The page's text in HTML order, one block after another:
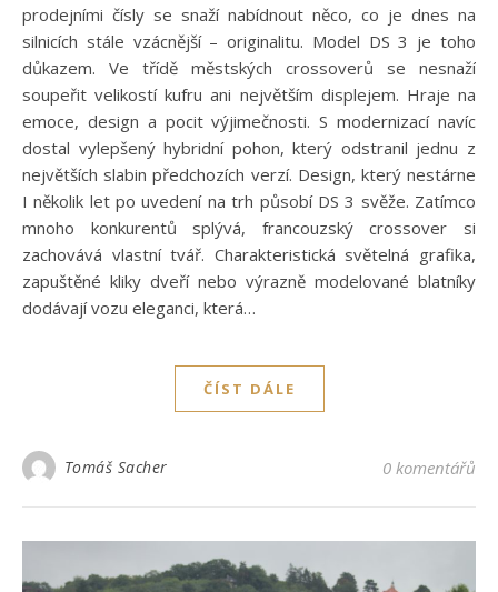
prodejními čísly se snaží nabídnout něco, co je dnes na
silnicích stále vzácnější – originalitu. Model DS 3 je toho
důkazem. Ve třídě městských crossoverů se nesnaží
soupeřit velikostí kufru ani největším displejem. Hraje na
emoce, design a pocit výjimečnosti. S modernizací navíc
dostal vylepšený hybridní pohon, který odstranil jednu z
největších slabin předchozích verzí. Design, který nestárne
I několik let po uvedení na trh působí DS 3 svěže. Zatímco
mnoho konkurentů splývá, francouzský crossover si
zachovává vlastní tvář. Charakteristická světelná grafika,
zapuštěné kliky dveří nebo výrazně modelované blatníky
dodávají vozu eleganci, která…
ČÍST DÁLE
Tomáš Sacher 0 komentářů